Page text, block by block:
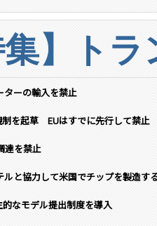
集】ト
ターの輸入を禁止
制を起草 EUはすでに先行して禁止
達を禁止
と協力して米国でチップを製造す
なモデル提出制度を導入